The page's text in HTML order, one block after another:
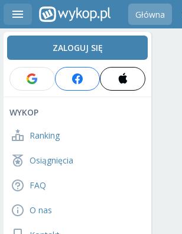
Główna
ZALOGUJ SIĘ
WYKOP
Ranking
Osiągnięcia
FAQ
O nas